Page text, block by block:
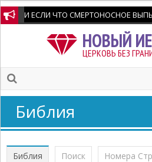
И ЕСЛИ ЧТО СМЕРТОНОСНОЕ
НОВЫЙ
ЦЕРКОВЬ БЕЗ
Библия
Библия Поиск Номера